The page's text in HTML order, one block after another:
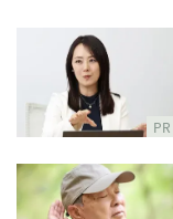
PR